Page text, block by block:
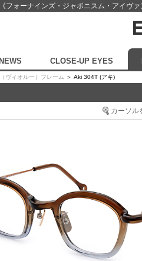
《フォーナインズ・ジャポニスム・アイヴ
NEWS CLOSE-UP EYES
ヴィオルー）フレーム ＞ Aki 304T (アキ)
カーソル